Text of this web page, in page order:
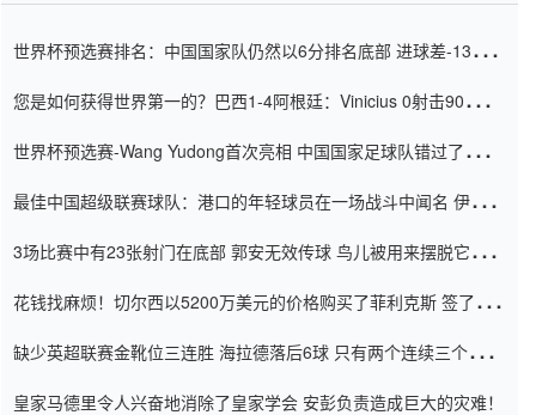
世界杯预选赛排名：中国国家队仍然以6分排名底部 进球差-13令人
您是如何获得世界第一的？巴西1-4阿根廷：Vinicius 0射击90分钟
世界杯预选赛-Wang Yudong首次亮相 中国国家足球队错过了世界
最佳中国超级联赛球队：港口的年轻球员在一场战斗中闻名 伊万放
3场比赛中有23张射门在底部 郭安无效传球 鸟儿被用来摆脱它
花钱找麻烦！切尔西以5200万美元的价格购买了菲利克斯 签了7年
缺少英超联赛金靴位三连胜 海拉德落后6球 只有两个连续三个连续
皇家马德里令人兴奋地消除了皇家学会 安彭负责造成巨大的灾难！